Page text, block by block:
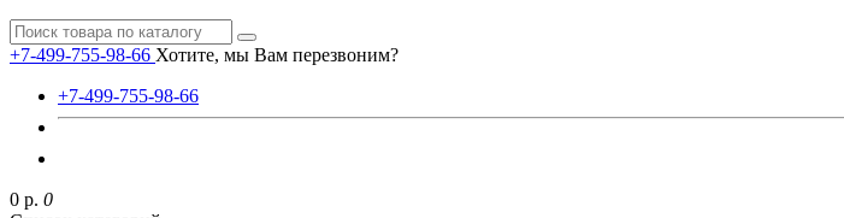
+7-499-755-98-66 Хотите, мы Вам перезвоним?
+7-499-755-98-66
0 р. 0